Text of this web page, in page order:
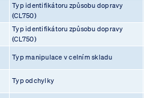
Typ identifikátoru způsobu dopravy
(CL750)
Typ identifikátoru způsobu dopravy
(CL750)
Typ manipulace v celním skladu
Typ odchylky